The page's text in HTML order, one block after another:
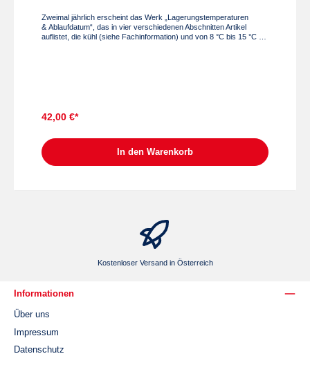
Zweimal jährlich erscheint das Werk „Lagerungstemperaturen
& Ablaufdatum“, das in vier verschiedenen Abschnitten Artikel
auflistet, die kühl (siehe Fachinformation) und von 8 °C bis 15 °C bei
42,00 €*
In den Warenkorb
Kostenloser Versand in Österreich
Informationen
Über uns
Impressum
Datenschutz